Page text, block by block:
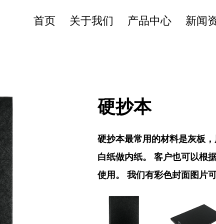
首页 关于我们 产品中心 新闻
硬抄本
硬抄本最常用的材料是灰板
白纸做内纸。 客户也可以根
使用。 我们有彩色封面图片